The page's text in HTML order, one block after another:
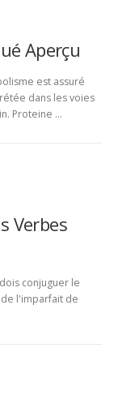
Aperçu
est assuré
dans les voies
Proteine …
Verbes
conjuguer le
l'imparfait de